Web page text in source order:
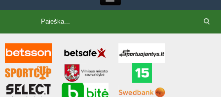
SFL taurė
7x7 CUP